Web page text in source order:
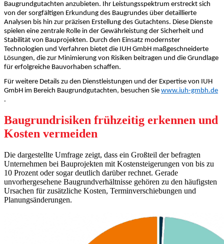
Baugrundgutachten anzubieten. Ihr Leistungsspektrum erstreckt sich
von der sorgfältigen Erkundung des Baugrundes über detaillierte
Analysen bis hin zur präzisen Erstellung des Gutachtens. Diese Dienste
spielen eine zentrale Rolle in der Gewährleistung der Sicherheit und
Stabilität von Bauprojekten. Durch den Einsatz modernster
Technologien und Verfahren bietet die IUH GmbH maßgeschneiderte
Lösungen, die zur Minimierung von Risiken beitragen und die Grundlage
für erfolgreiche Bauvorhaben schaffen.
Für weitere Details zu den Dienstleistungen und der Expertise von IUH
GmbH im Bereich Baugrundgutachten, besuchen Sie www.iuh-gmbh.de
.
Baugrundrisiken frühzeitig erkennen und
Kosten vermeiden
Die dargestellte Umfrage zeigt, dass ein Großteil der befragten
Unternehmen bei Bauprojekten mit Kostensteigerungen von bis zu
10 Prozent oder sogar deutlich darüber rechnet. Gerade
unvorhergesehene Baugrundverhältnisse gehören zu den häufigsten
Ursachen für zusätzliche Kosten, Terminverschiebungen und
Planungsänderungen.